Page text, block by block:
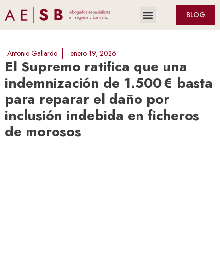
BLOG
Antonio Gallardo enero 19, 2026
El Supremo ratifica que una
indemnización de 1.500 € basta
para reparar el daño por
inclusión indebida en ficheros
de morosos